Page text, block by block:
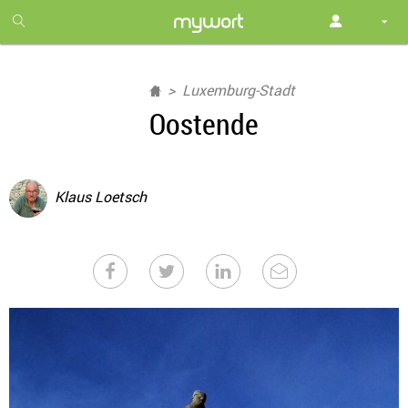
month
free
Luxemburg-Stadt
Oostende
Klaus Loetsch